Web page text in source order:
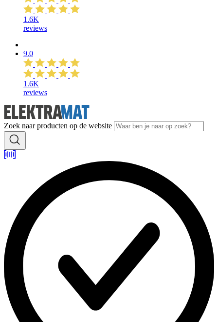
1.6K
reviews
9.0
1.6K
reviews
Zoek naar producten op de website